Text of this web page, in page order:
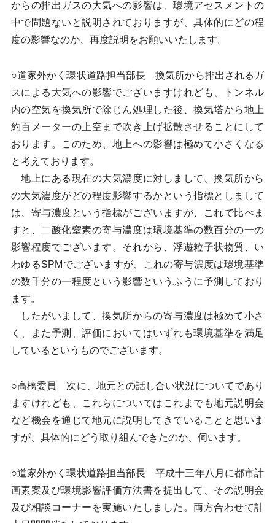
からの排出ガスの大気への影響は、環境アセスメントの
中で問題ないと説明されておりますが、具体的にどの程
度の影響なのか、再度説明をお願いいたします。
○道家外かく環状道路担当部長 換気所から排出されるガ
スによる大気への影響でございますけれども、トンネル
内の空気を換気所で除じん処理した後、換気塔から地上
約百メーターの上空まで吹き上げ拡散させることにして
おります。このため、地上への影響は極めて小さくなる
と考えております。
地上にある現在の大気濃度に対しまして、換気所から
の大気濃度がどの程度影響するかという指標としまして
は、寄与濃度という指標がございますが、これで比べま
すと、二酸化窒素の寄与濃度は環境基準の数百分の一の
影響程度でございます。それから、浮遊粒子状物質、い
わゆるSPMでございますが、これの寄与濃度は環境基準
の数千分の一程度という影響というふうに予測しており
ます。
したがいまして、換気所からの寄与濃度は極めて小さ
く、また予測、評価においてはいずれも環境基準を満足
しているというものでございます。
○高橋委員 次に、地元との話し合い状況についてであり
ますけれども、これらについてはこれまでも地元説明会
など機会を通じて地元に説明してきていることと思いま
すが、具体的にどう取り組んできたのか、伺います。
○道家外かく環状道路担当部長 平成十三年八月に都市計
画素案及び環境影響評価方法書を提出して、その説明会
及び相談コーナーを実施いたしました。両方合わせて計